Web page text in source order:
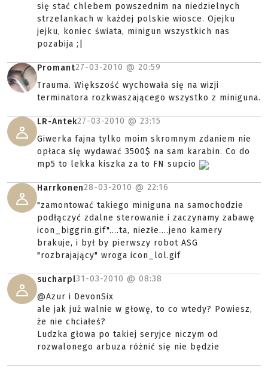
się stać chlebem powszednim na niedzielnych
strzelankach w każdej polskie wiosce. Ojejku
jejku, koniec świata, minigun wszystkich nas
pozabija ;|
Promant27-03-2010 @ 20:59
Trauma. Większość wychowała się na wizji
terminatora rozkwaszającego wszystko z miniguna.
LR-Antek27-03-2010 @ 23:15
Giwerka fajna tylko moim skromnym zdaniem nie
opłaca się wydawać 3500$ na sam karabin. Co do
mp5 to lekka kiszka za to FN supcio
Harrkonen28-03-2010 @ 22:16
"zamontować takiego miniguna na samochodzie
podłączyć zdalne sterowanie i zaczynamy zabawę
icon_biggrin.gif"....ta, niezłe....jeno kamery
brakuje, i był by pierwszy robot ASG
"rozbrajający" wroga icon_lol.gif
sucharpl31-03-2010 @ 08:38
@Azur i DevonSix
ale jak już walnie w głowę, to co wtedy? Powiesz,
że nie chciałeś?
Ludzka głowa po takiej seryjce niczym od
rozwalonego arbuza różnić się nie będzie